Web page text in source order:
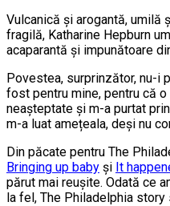
Vulcanică și arogantă, umilă
fragilă, Katharine Hepburn
acaparantă și impunătoare
Povestea, surprinzător, nu-i
fost pentru mine, pentru că
neașteptate și m-a purtat
m-a luat amețeala, deși nu
Din păcate pentru The
Bringing up baby și It
părut mai reușite. Odată ce
la fel, The Philadelphia